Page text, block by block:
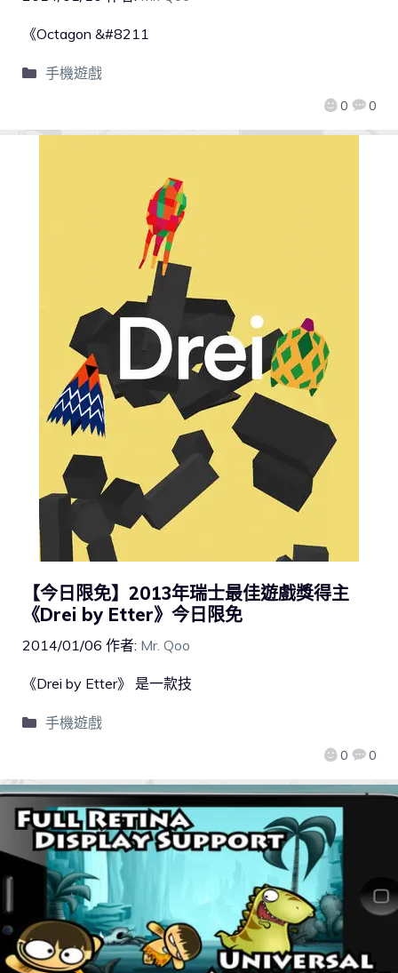
0 0
《Octagon &#8211
手機遊戲
【今日限免】2013年瑞士最佳遊戲獎得主
《Drei by Etter》今日限免
2014/01/06 作者: Mr. Qoo
0 0
《Drei by Etter》 是一款技
手機遊戲